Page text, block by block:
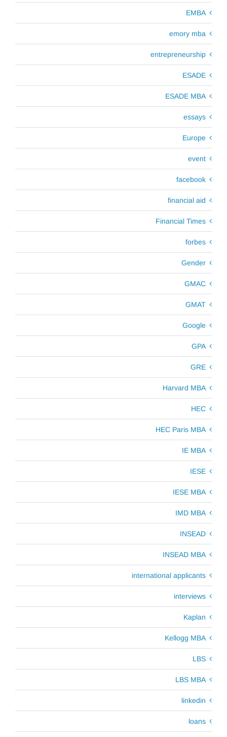
EMBA
emory mba
entrepreneurship
ESADE
ESADE MBA
essays
Europe
event
facebook
financial aid
Financial Times
forbes
Gender
GMAC
GMAT
Google
GPA
GRE
Harvard MBA
HEC
HEC Paris MBA
IE MBA
IESE
IESE MBA
IMD MBA
INSEAD
INSEAD MBA
international applicants
interviews
Kaplan
Kellogg MBA
LBS
LBS MBA
linkedin
loans